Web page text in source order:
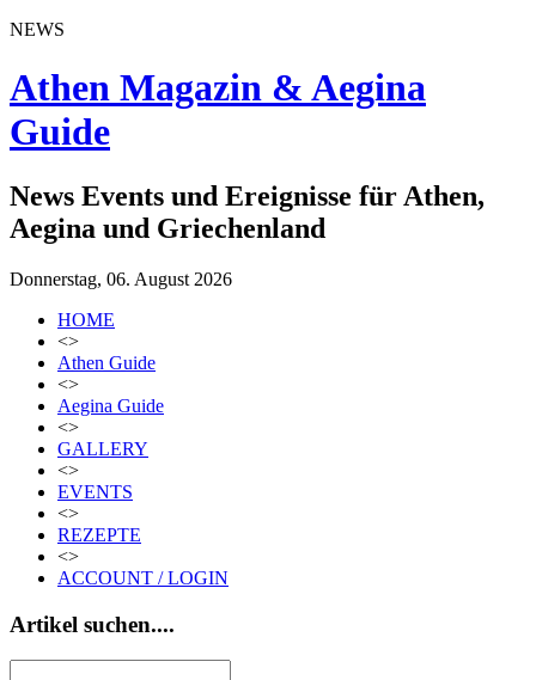
NEWS
Athen Magazin & Aegina
Guide
News Events und Ereignisse für Athen,
Aegina und Griechenland
Donnerstag, 06. August 2026
HOME
<>
Athen Guide
<>
Aegina Guide
<>
GALLERY
<>
EVENTS
<>
REZEPTE
<>
ACCOUNT / LOGIN
Artikel suchen....